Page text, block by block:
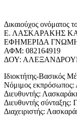
Δικαιούχος ονόματος
Ε. ΛΑΣΚΑΡΑΚΗΣ
ΕΦΗΜΕΡΙΔΑ
ΑΦΜ: 082164919
ΔΟΥ:
Ιδιοκτήτης-Βασικός
Νόμιμος
Διευθυντής:
Διευθυντής σύνταξης:
Διαχειριστής: